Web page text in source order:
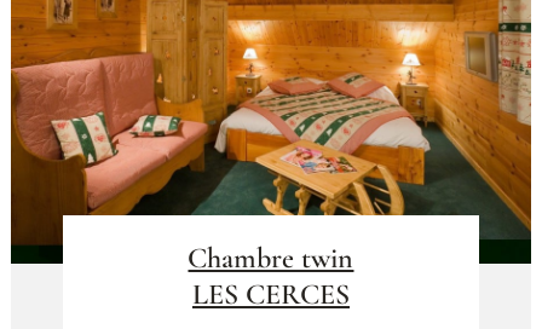
Chambre twin
LES CERCES